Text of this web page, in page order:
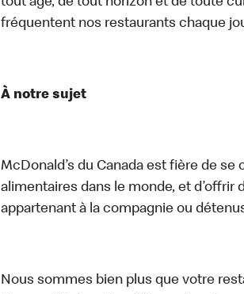
fréquentent nos restaurants chaque
À notre sujet
McDonald’s du Canada est fière de
alimentaires dans le monde, et d’offrir
appartenant à la compagnie ou
Nous sommes bien plus que votre